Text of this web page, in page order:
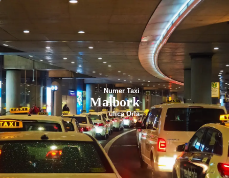
Numer Taxi
Malbork
ulica Orla